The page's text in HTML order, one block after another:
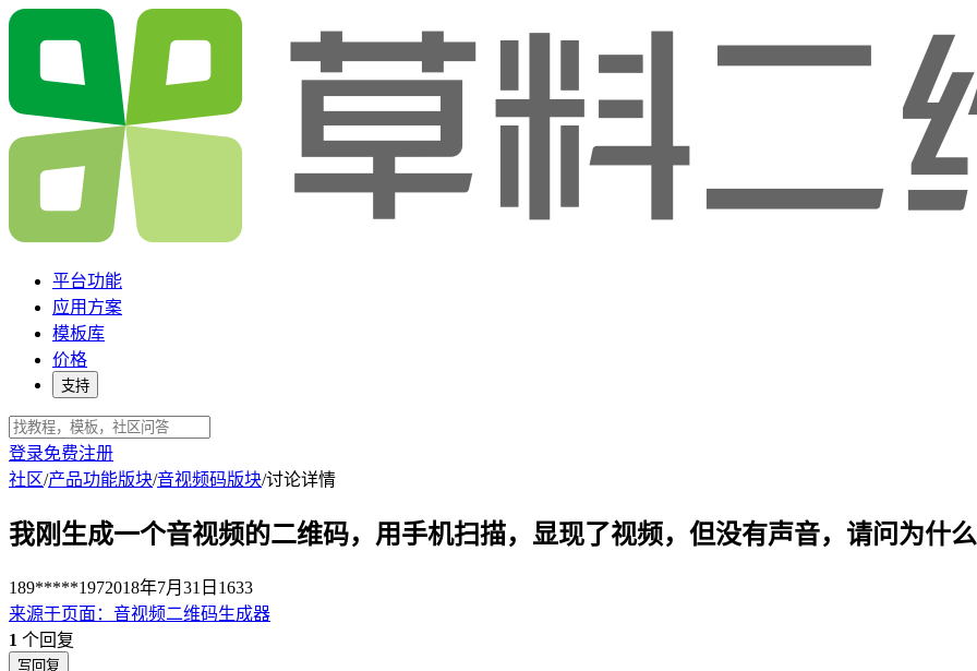
平台功能
应用方案
模板库
价格
支持
登录免费注册
社区/产品功能版块/音视频码版块/讨论详情
我刚生成一个音视频的二维码，用手机扫描，显现了视频，但没有声音，请问为什
189*****1972018年7月31日 1633
来源于页面 ： 音视频二维码生成器
1 个回复
写回复